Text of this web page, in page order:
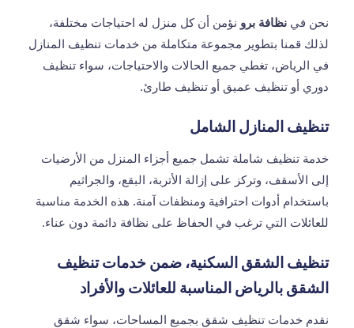
نحن في نظافة برو نؤمن أن كل منزل له احتياجات مختلفة،
لذلك قمنا بتطوير مجموعة متكاملة من خدمات تنظيف المنازل
في الرياض، تغطي جميع الحالات والاحتياجات، سواء تنظيف
دوري أو تنظيف عميق أو تنظيف طارئ.
تنظيف المنازل الشامل
خدمة تنظيف شاملة تشمل جميع أجزاء المنزل من الأرضيات
إلى الأسقف، وتركز على إزالة الأتربة، البقع، والجراثيم
باستخدام أدوات احترافية ومنظفات آمنة. هذه الخدمة مناسبة
للعائلات التي ترغب في الحفاظ على نظافة دائمة دون عناء.
تنظيف الشقق السكنية، ضمن خدماتتنظيف
الشقق بالرياض المناسبة للعائلات والأفراد
نقدم خدمات تنظيف شقق بجميع المساحات، سواء شقق